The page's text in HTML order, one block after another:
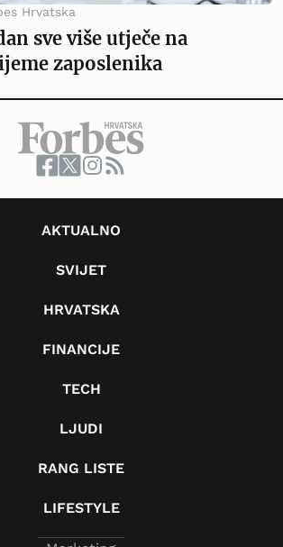
Hrvatska
sve više utječe na
zaposlenika
AKTUALNO
SVIJET
HRVATSKA
FINANCIJE
TECH
LJUDI
RANG LISTE
LIFESTYLE